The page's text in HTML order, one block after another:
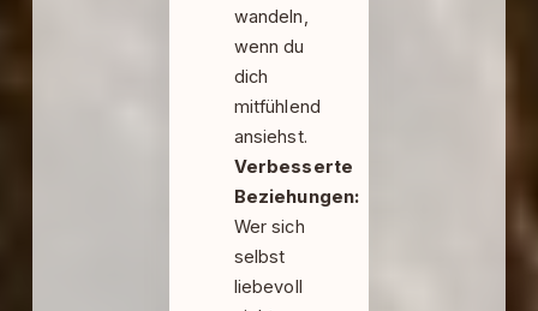
wandeln,
wenn du
dich
mitfühlend
ansiehst.
Verbesserte
Beziehungen:
Wer sich
selbst
liebevoll